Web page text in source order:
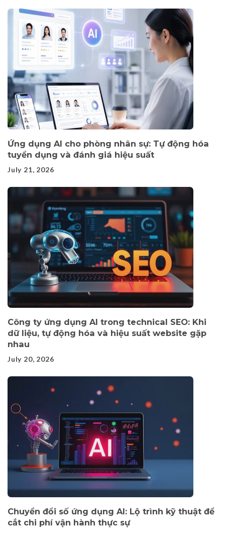
Ứng dụng AI cho phòng nhân sự: Tự động hóa
tuyển dụng và đánh giá hiệu suất
July 21, 2026
Công ty ứng dụng AI trong technical SEO: Khi
dữ liệu, tự động hóa và hiệu suất website gặp
nhau
July 20, 2026
Chuyển đổi số ứng dụng AI: Lộ trình kỹ thuật để
cắt chi phí vận hành thực sự